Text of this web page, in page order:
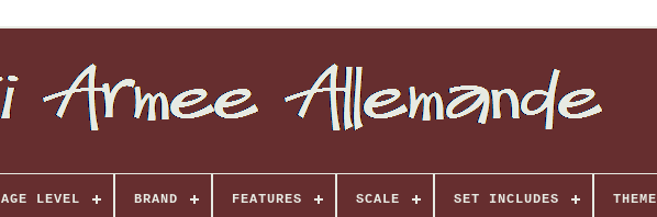
AGE LEVEL BRAND FEATURES SCALE SET INCLUDES THEME